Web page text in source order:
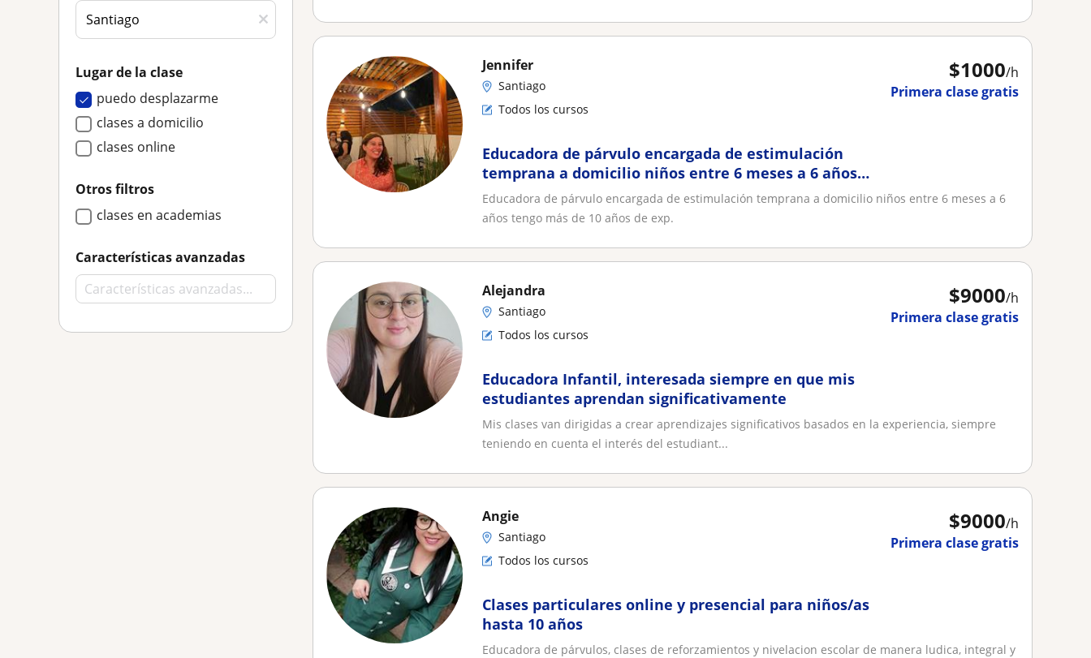
Lugar de la clase
puedo desplazarme
clases a domicilio
clases online
Otros filtros
clases en academias
Características avanzadas
$1000/h
Primera clase gratis
Jennifer
Santiago
Todos los cursos
Educadora de párvulo encargada de estimulación
temprana a domicilio niños entre 6 meses a 6 años
tengo más de 10 años de exp
Educadora de párvulo encargada de estimulación temprana a domicilio niños entre 6 meses a 6
años tengo más de 10 años de exp.
$9000/h
Primera clase gratis
Alejandra
Santiago
Todos los cursos
Educadora Infantil, interesada siempre en que mis
estudiantes aprendan significativamente
Mis clases van dirigidas a crear aprendizajes significativos basados en la experiencia, siempre
teniendo en cuenta el interés del estudiant...
$9000/h
Primera clase gratis
Angie
Santiago
Todos los cursos
Clases particulares online y presencial para niños/as
hasta 10 años
Educadora de párvulos, clases de reforzamientos y nivelacion escolar de manera ludica, integral y